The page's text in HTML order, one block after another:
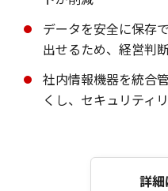
データを安全に保存
出せるため、経営判
社内情報機器を統合
くし、セキュリティ
詳細